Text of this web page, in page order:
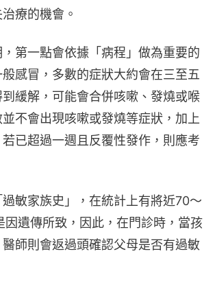
療的機會。
第一點會依據「病程」做為重要的
感冒，多數的症狀大約會在三至五
緩解，可能會合併咳嗽、發燒或喉
不會出現咳嗽或發燒等症狀，加上
已超過一週且反覆性發作，則應考
敏家族史」，在統計上有將近70～
因遺傳所致，因此，在門診時，當孩
師則會返過頭確認父母是否有過敏